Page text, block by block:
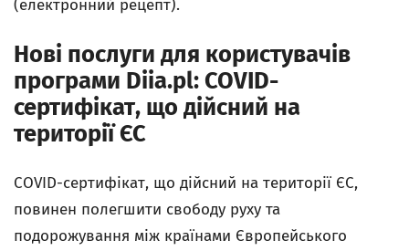
(електронний рецепт).
Нові послуги для користувачів
програми Diia.pl: COVID-
сертифікат, що дійсний на
території ЄС
COVID-сертифікат, що дійсний на території ЄС,
повинен полегшити свободу руху та
подорожування між країнами Європейського